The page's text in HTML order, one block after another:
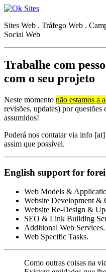
Sites Web . Tráfego Web .
Social Web
Trabalhe com
com o seu projeto
Neste momento não estamos a
revisões, updates) por questões
assumidos!
Poderá nos contatar via info
assim que possível.
English support for
Web Models &
Website Development &
Website Re-Design &
SEO & Link Building
Additional Web Services.
Web Specific Tasks.
Como outras coisas na